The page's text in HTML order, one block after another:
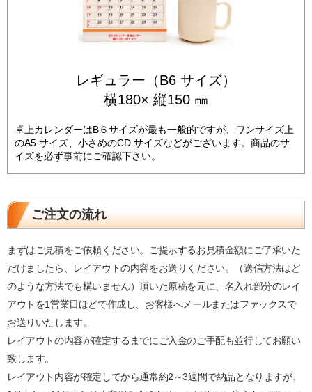
レギュラー（B6 サイズ）
横180× 縦150 ㎜
卓上カレンダーはB６サイズが最も一般的ですが、ワンサイズ上
のA5 サイズ、小さめのCD サイズなどがございます。商品のサ
イズを必ず事前にご確認下さい。
ご注文の流れ
まずはご見積をご依頼ください。ご提示するお見積金額にご了承いた
だけましたら、レイアウトの内容をお送りください。（送信方法はど
のような方法でも構いません）頂いた原稿を元に、名入れ部分のレイ
アウトを1営業日ほどで作成し、お客様へメールまたはファックスで
お送りいたします。
レイアウトの内容が確定するまでにご入金のご手配も並行してお願い
致します。
レイアウト内容が確定してから通常約2～3週間で納品となりますが、